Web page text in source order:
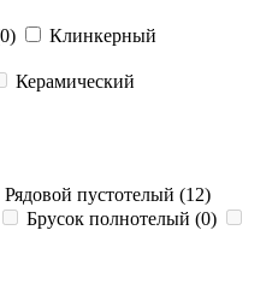
0)
Клинкерный
Керамический
Рядовой пустотелый (12)
Брусок полнотелый (0)